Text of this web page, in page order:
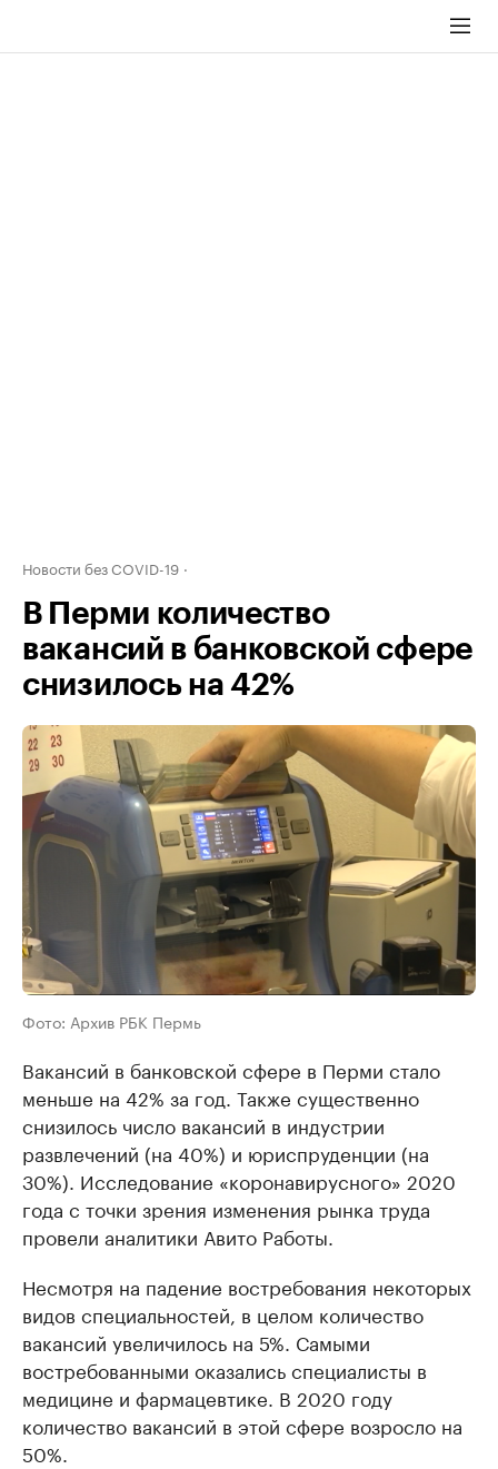
Новости без COVID-19
В Перми количество
вакансий в банковской сфере
снизилось на 42%
Фото: Архив РБК Пермь
Вакансий в банковской сфере в Перми стало
меньше на 42% за год. Также существенно
снизилось число вакансий в индустрии
развлечений (на 40%) и юриспруденции (на
30%). Исследование «коронавирусного» 2020
года с точки зрения изменения рынка труда
провели аналитики Авито Работы.
Несмотря на падение востребования некоторых
видов специальностей, в целом количество
вакансий увеличилось на 5%. Самыми
востребованными оказались специалисты в
медицине и фармацевтике. В 2020 году
количество вакансий в этой сфере возросло на
50%.